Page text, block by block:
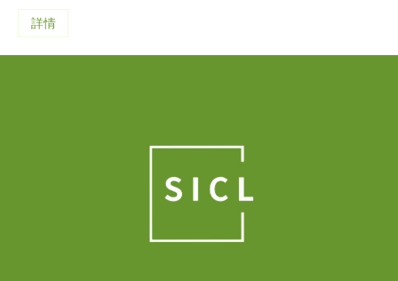
詳情